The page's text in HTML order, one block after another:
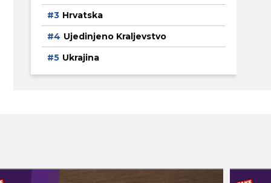
Hrvatska
Ujedinjeno Kraljevstvo
Ukrajina